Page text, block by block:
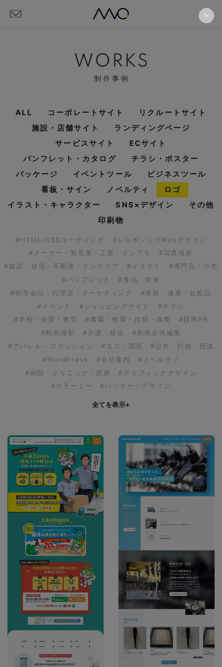
WORKS
制作事例
ALL コーポレートサイト
リクルートサイト
施設・店舗サイト
ランディングページ
サービスサイト
ECサイト
パンフレット・カタログ
チラシ・ポスター
パッケージ
イベントツール
ビジネスツール
看板・サイン
ノベルティ
ロゴ
イラスト・キャラクター
SNS×デザイン
その他
印刷物
#HTML/CSSコーディング
#レスポンシブWebデザイン
#メーカー・製造業・工業・インフラ
#写真撮影
#建設・住宅・不動産・インテリア
#イラスト
#専門店・小売
#パンフレット
#食品・飲食
#制作会社・代理店・マーケティング
#美容・健康・化粧品
#イベント
#ショッピングサイト
#チラシ
#学校・保育・教育
#農園・牧場・自然・漁業
#採用PR
#動画撮影
#介護・福祉
#動画企画編集
#アパレル・ファッション
#エコ・環境
#公共・行政・団体
#WordPress
#会社案内
#ノベルティ
#病院・クリニック・医療
#グラフィックデザイン
#カラーミー
#パッケージデザイン
全てを表示+